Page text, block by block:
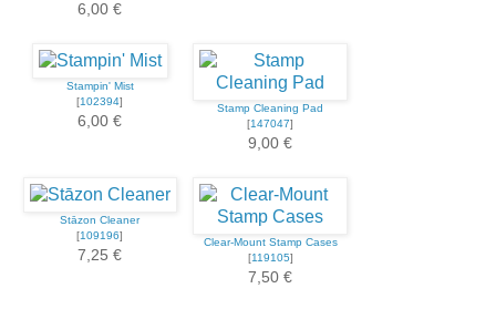
6,00 €
Stampin' Mist
[102394]
6,00 €
Stamp Cleaning Pad
[147047]
9,00 €
Stāzon Cleaner
[109196]
7,25 €
Clear-Mount Stamp Cases
[119105]
7,50 €